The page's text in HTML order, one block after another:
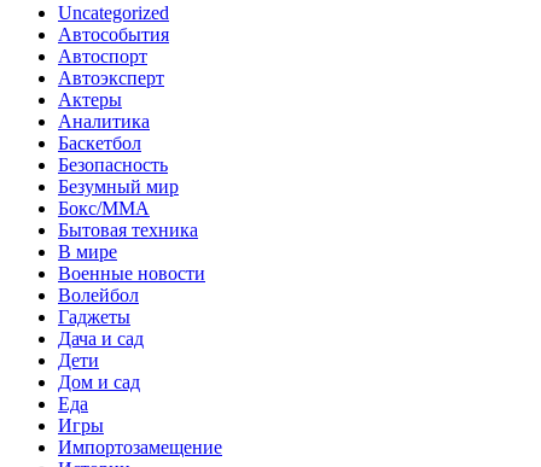
Uncategorized
Автособытия
Автоспорт
Автоэксперт
Актеры
Аналитика
Баскетбол
Безопасность
Безумный мир
Бокс/MMA
Бытовая техника
В мире
Военные новости
Волейбол
Гаджеты
Дача и сад
Дети
Дом и сад
Еда
Игры
Импортозамещение